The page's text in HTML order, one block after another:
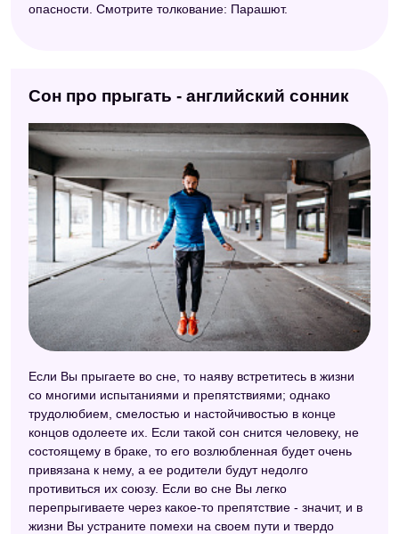
опасности. Смотрите толкование: Парашют.
Сон про прыгать - английский сонник
Если Вы прыгаете во сне, то наяву встретитесь в жизни
со многими испытаниями и препятствиями; однако
трудолюбием, смелостью и настойчивостью в конце
концов одолеете их. Если такой сон снится человеку, не
состоящему в браке, то его возлюбленная будет очень
привязана к нему, а ее родители будут недолго
противиться их союзу. Если во сне Вы легко
перепрыгиваете через какое-то препятствие - значит, и в
жизни Вы устраните помехи на своем пути и твердо